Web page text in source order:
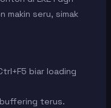
makin seru, simak
biar loading
terus.